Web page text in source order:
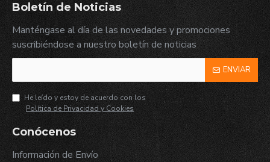
Boletín de Noticias
Manténgase al día de las novedades y promociones
suscribiéndose a nuestro boletín de noticias
ENVIAR
He leído y estoy de acuerdo con los
Política de Privacidad y Cookies
Conócenos
Información de Envío